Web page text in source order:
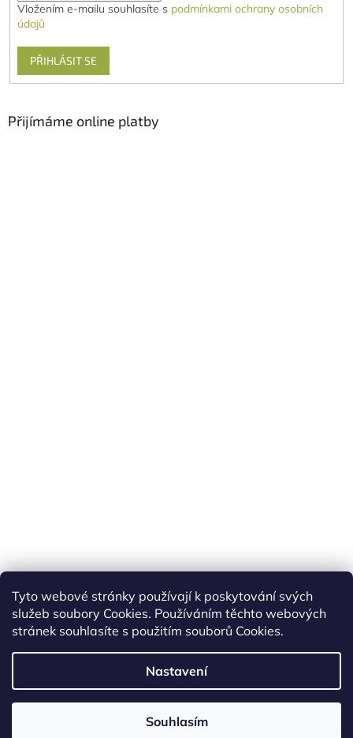
Tyto webové stránky používají k poskytování svých
služeb soubory Cookies. Používáním těchto webových
stránek souhlasíte s použitím souborů Cookies.
Nastavení
Souhlasím
Vložením e-mailu souhlasíte s podmínkami ochrany osobních
údajů
PŘIHLÁSIT SE
Přijímáme online platby
Vytvořil Shoptet
BestStore.cz. Všechna práva vyhrazena.